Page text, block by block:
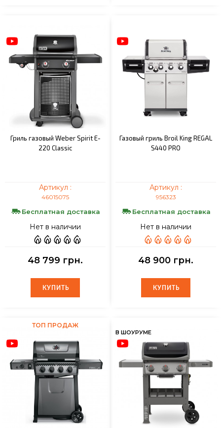
Гриль газовый Weber Spirit E-
220 Classic
Артикул :
46015075
Бесплатная доставка
Нет в наличии
48 799 грн.
КУПИТЬ
КУПИТЬ
Газовый гриль Broil King REGAL
S440 PRO
Артикул :
956323
Бесплатная доставка
Нет в наличии
48 900 грн.
КУПИТЬ
КУПИТЬ
ТОП ПРОДАЖ
В ШОУРУМЕ